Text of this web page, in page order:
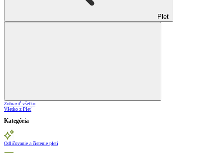
Pleť
Zobraziť všetko
Všetko z Pleť
Kategória
Odličovanie a čistenie pleti